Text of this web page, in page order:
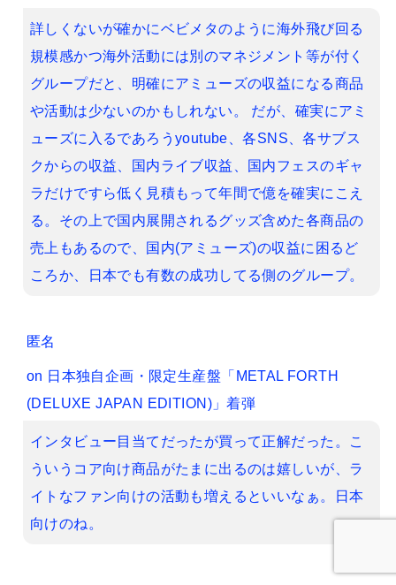
詳しくないが確かにベビメタのように海外飛び回る
規模感かつ海外活動には別のマネジメント等が付く
グループだと、明確にアミューズの収益になる商品
や活動は少ないのかもしれない。 だが、確実にアミ
ューズに入るであろうyoutube、各SNS、各サブス
クからの収益、国内ライブ収益、国内フェスのギャ
ラだけですら低く見積もって年間で億を確実にこえ
る。その上で国内展開されるグッズ含めた各商品の
売上もあるので、国内(アミューズ)の収益に困るど
ころか、日本でも有数の成功してる側のグループ。
匿名
on 日本独自企画・限定生産盤「METAL FORTH
(DELUXE JAPAN EDITION)」着弾
インタビュー目当てだったが買って正解だった。こ
ういうコア向け商品がたまに出るのは嬉しいが、ラ
イトなファン向けの活動も増えるといいなぁ。日本
向けのね。